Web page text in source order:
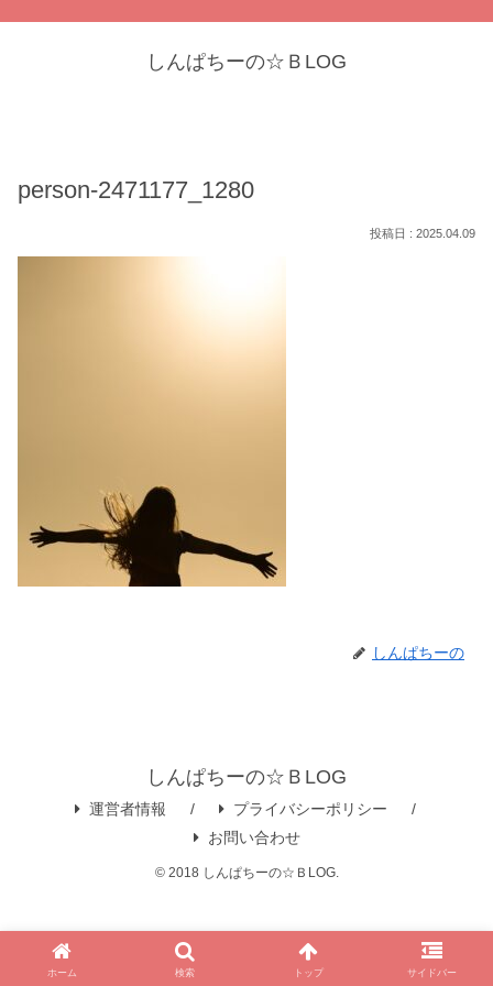
しんぱちーの☆ＢLOG
person-2471177_1280
2025.04.09
しんぱちーの
しんぱちーの☆ＢLOG
運営者情報
プライバシーポリシー
お問い合わせ
© 2018 しんぱちーの☆ＢLOG.
ホーム 検索 トップ サイドバー